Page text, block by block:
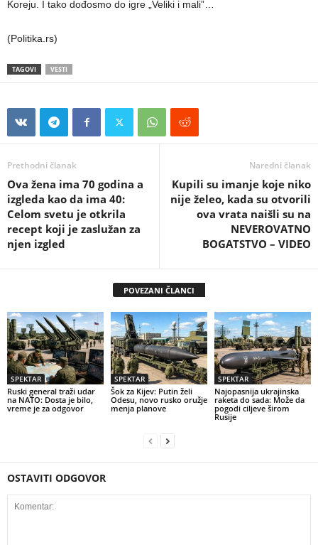
Koreju. I tako dođosmo do igre „Veliki i mali”…
(Politika.rs)
TAGOVI VESTI
Prethodni članak
Ova žena ima 70 godina a
izgleda kao da ima 40:
Celom svetu je otkrila
recept koji je zaslužan za
njen izgled
Naredni članak
Kupili su imanje koje niko
nije želeo, kada su otvorili
ova vrata naišli su na
NEVEROVATNO
BOGATSTVO – VIDEO
POVEZANI ČLANCI
SPEKTAR
Ruski general traži udar
na NATO: Dosta je bilo,
vreme je za odgovor
SPEKTAR
Šok za Kijev: Putin želi
Odesu, novo rusko oružje
menja planove
SPEKTAR
Najopasnija ukrajinska
raketa do sada: Može da
pogodi ciljeve širom
Rusije
OSTAVITI ODGOVOR